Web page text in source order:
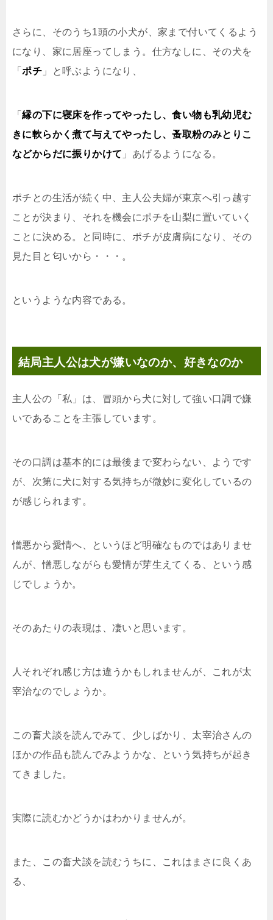
さらに、そのうち1頭の小犬が、家まで付いてくるよう
になり、家に居座ってしまう。仕方なしに、その犬を
「ポチ 」と呼ぶようになり、
「縁の下に寝床を作ってやったし、食い物も乳幼児む
きに軟らかく煮て与えてやったし、蚤取粉のみとりこ
などからだに振りかけて 」あげるようになる。
ポチとの生活が続く中、主人公夫婦が東京へ引っ越す
ことが決まり、それを機会にポチを山梨に置いていく
ことに決める。と同時に、ポチが皮膚病になり、その
見た目と匂いから・・・。
というような内容である。
結局主人公は犬が嫌いなのか、好きなのか
主人公の「私」は、冒頭から犬に対して強い口調で嫌
いであることを主張しています。
その口調は基本的には最後まで変わらない、ようです
が、次第に犬に対する気持ちが微妙に変化しているの
が感じられます。
憎悪から愛情へ、というほど明確なものではありませ
んが、憎悪しながらも愛情が芽生えてくる、という感
じでしょうか。
そのあたりの表現は、凄いと思います。
人それぞれ感じ方は違うかもしれませんが、これが太
宰治なのでしょうか。
この畜犬談を読んでみて、少しばかり、太宰治さんの
ほかの作品も読んでみようかな、という気持ちが起き
てきました。
実際に読むかどうかはわかりませんが。
また、この畜犬談を読むうちに、これはまさに良くあ
る、